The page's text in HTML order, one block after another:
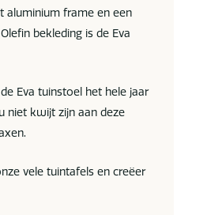
aluminium frame en een
bekleding is de Eva
Eva tuinstoel het hele jaar
niet kwijt zijn aan deze
vele tuintafels en creëer